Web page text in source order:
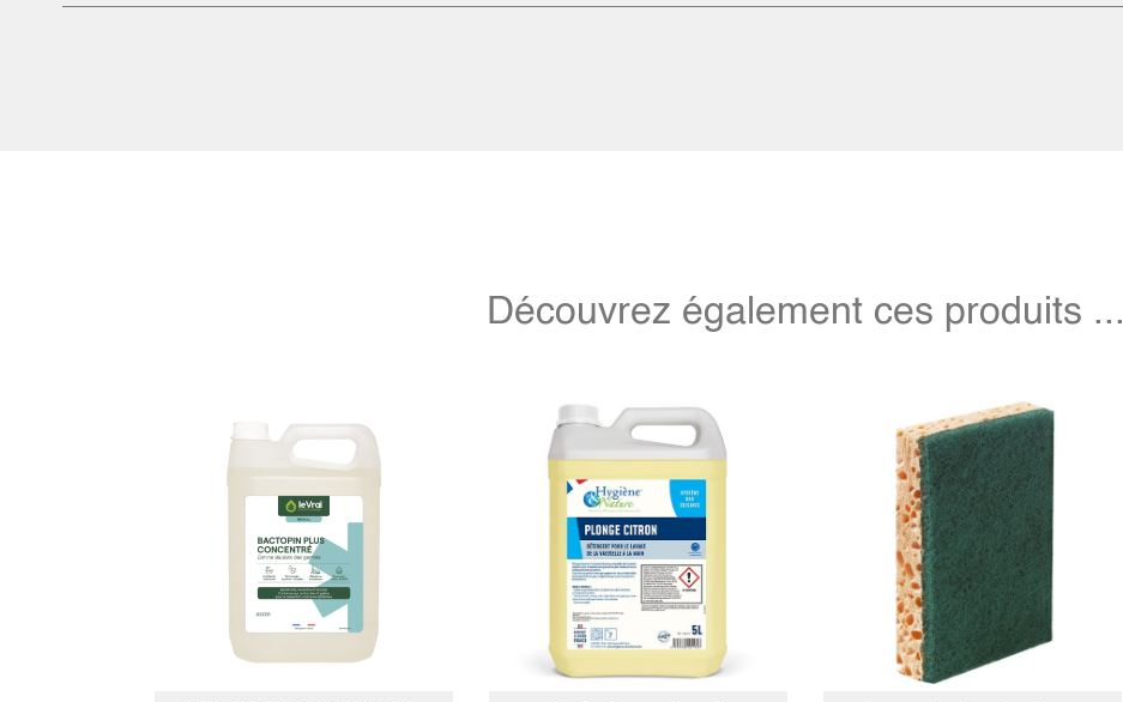
Découvrez également ces produits ...